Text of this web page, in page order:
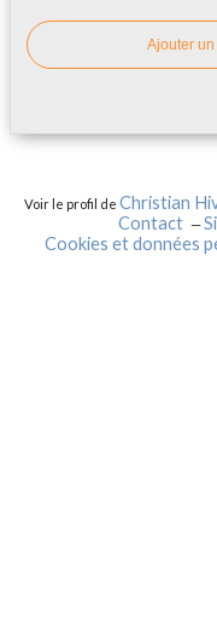
Ajouter
Voir le profil deChristian
Contact
Cookies et données